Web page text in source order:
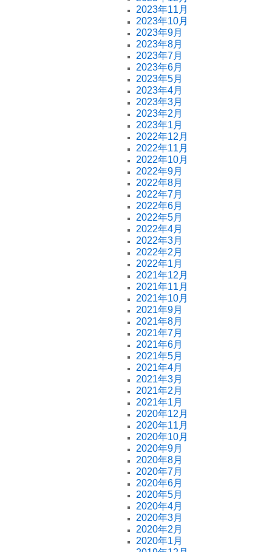
2023年11月
2023年10月
2023年9月
2023年8月
2023年7月
2023年6月
2023年5月
2023年4月
2023年3月
2023年2月
2023年1月
2022年12月
2022年11月
2022年10月
2022年9月
2022年8月
2022年7月
2022年6月
2022年5月
2022年4月
2022年3月
2022年2月
2022年1月
2021年12月
2021年11月
2021年10月
2021年9月
2021年8月
2021年7月
2021年6月
2021年5月
2021年4月
2021年3月
2021年2月
2021年1月
2020年12月
2020年11月
2020年10月
2020年9月
2020年8月
2020年7月
2020年6月
2020年5月
2020年4月
2020年3月
2020年2月
2020年1月